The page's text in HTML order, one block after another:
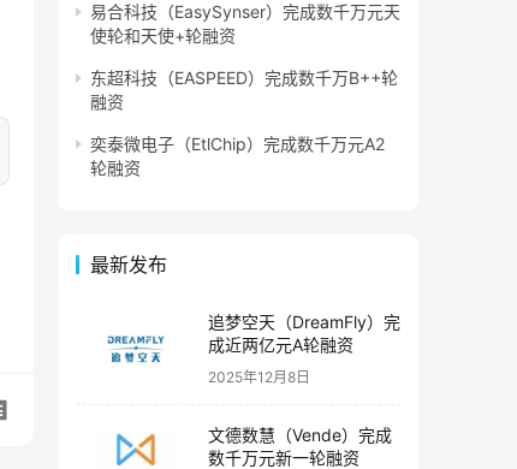
易合科技（EasySynser）完成数千万元天
使轮和天使+轮融资
东超科技（EASPEED）完成数千万B++轮
融资
奕泰微电子（EtlChip）完成数千万元A2
轮融资
最新发布
追梦空天（DreamFly）完
成近两亿元A轮融资
2025年12月8日
文德数慧（Vende）完成
数千万元新一轮融资